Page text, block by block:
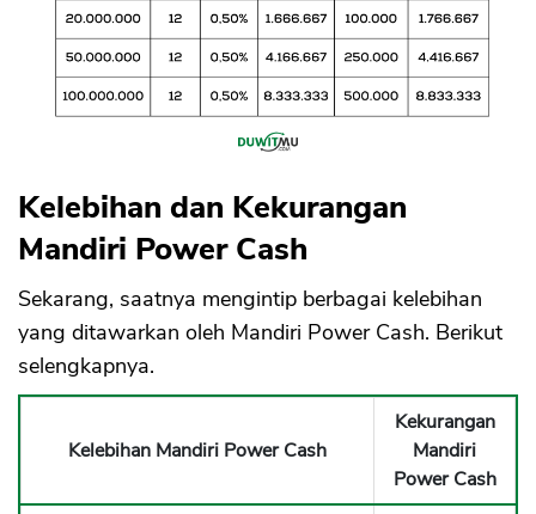
Kelebihan dan Kekurangan
Mandiri Power Cash
Sekarang, saatnya mengintip berbagai kelebihan
yang ditawarkan oleh Mandiri Power Cash. Berikut
selengkapnya.
Kelebihan Mandiri Power Cash
Kekurangan
Mandiri
Power Cash